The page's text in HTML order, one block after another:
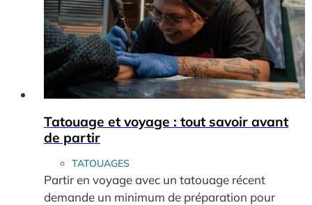
Tatouage et voyage : tout savoir avant
de partir
TATOUAGES
Partir en voyage avec un tatouage récent
demande un minimum de préparation pour